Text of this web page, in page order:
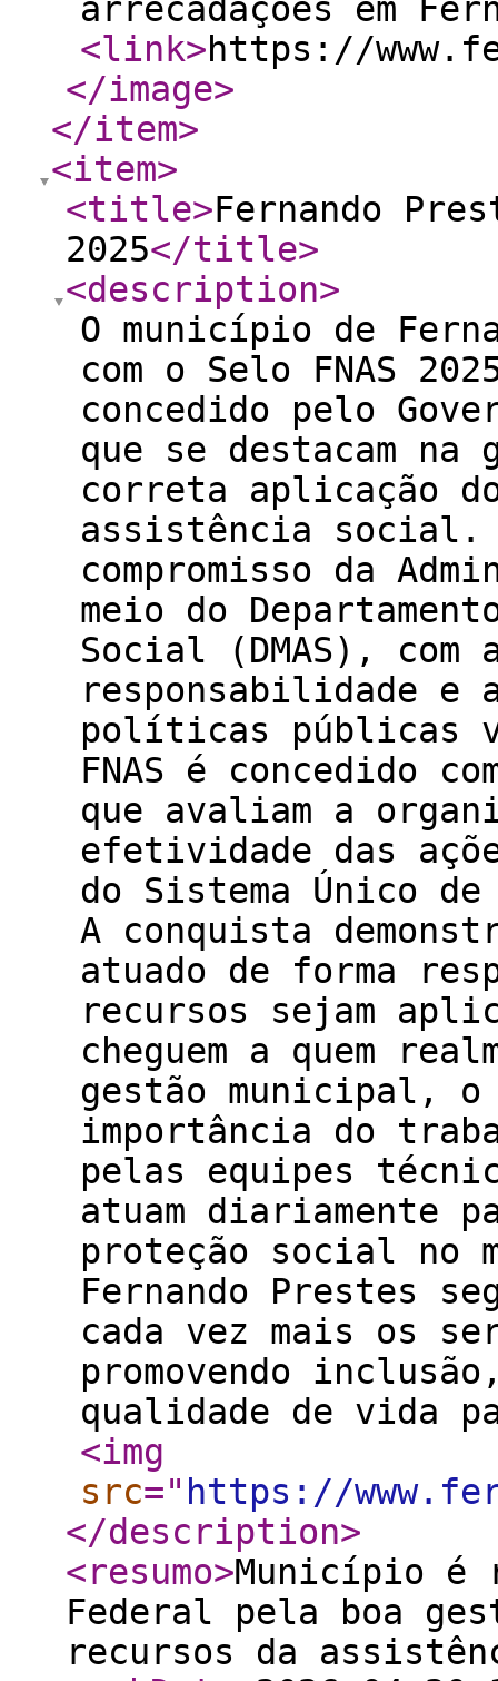
arrecadações em
<link>https://
</image>
</item>
<item>
<title>Fernando
2025</title>
<description>
O município de
com o Selo FNAS
concedido pelo
que se destacam
correta aplicação
assistência social.
compromisso da
meio do
Social (DMAS),
responsabilidade e
políticas públicas
FNAS é concedido
que avaliam a
efetividade das
do Sistema Único
A conquista
atuado de forma
recursos sejam
cheguem a quem
gestão municipal, o
importância do
pelas equipes
atuam diariamente
proteção social no
Fernando Prestes
cada vez mais os
promovendo
qualidade de vida
<img
src=" https://
</description>
<resumo>Município é
Federal pela boa
recursos da